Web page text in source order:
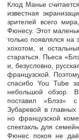
Клод Манье
известная
зрителей всего
Фюнесу. Этот
только появлялся на
хохотом, и
стараться. Пьеса
и, безусловно,
французской.
спасибо You Tube
небольшой обзор.
поставил «Блэз»
Зубаревой в
но французской
спектакль для
Фюнес покоя не